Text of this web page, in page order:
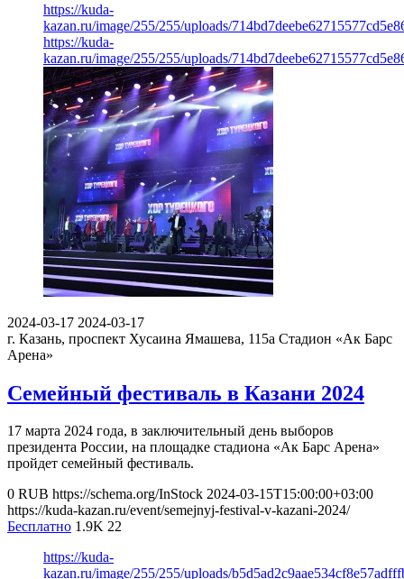
https://kuda-
kazan.ru/image/255/255/uploads/
https://kuda-
kazan.ru/image/255/255/uploads/
2024-03-17 2024-03-17
г. Казань, проспект Хусаина Ямашева, 115а Стадион «Ак Барс
Арена»
Семейный фестиваль в Казани 2024
17 марта 2024 года, в заключительный день выборов
президента России, на площадке стадиона «Ак Барс Арена»
пройдет семейный фестиваль.
0 RUB https://schema.org/InStock 2024-03-15T15:00:00+03:00
https://kuda-kazan.ru/event/semejnyj-festival-v-kazani-2024/
Бесплатно 1.9K 22
https://kuda-
kazan.ru/image/255/255/uploads/